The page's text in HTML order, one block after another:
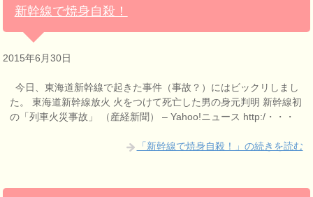
新幹線で焼身自殺！
2015年6月30日
今日、東海道新幹線で起きた事件（事故？）にはビックリしまし
た。 東海道新幹線放火 火をつけて死亡した男の身元判明 新幹線初
の「列車火災事故」 （産経新聞） – Yahoo!ニュース http:/・・・
「新幹線で焼身自殺！」の続きを読む